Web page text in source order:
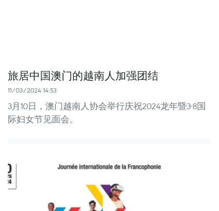
旅居中国澳门的越南人加强团结
11/03/2024 14:53
3月10日，澳门越南人协会举行庆祝2024龙年暨3·8国
际妇女节见面会。